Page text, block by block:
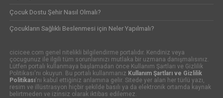
Çocuk Dostu Şehir Nasıl Olmalı?
Çocukların Sağlıklı Beslenmesi için Neler Yapılmalı?
cicicee.com genel nitelikli bilgilendirme portalıdır. Kendiniz veya
çocugunuz ile ilgili tüm sorunlarınızı mutlaka bir uzmana danışmalısınız.
Lütfen portalı kullanmaya başlamadan önce Kullanım Şartları ve Gizlilik
Politikası'nı okuyun. Bu portalı kullanmanız Kullanım Şartları ve Gizlilik
Politikası'nı kabul ettiğiniz anlamına gelir. Sitede yer alan her türlü yazı,
resim ve illüstrasyon hiçbir şekilde basılı ya da elektronik ortamda kaynak
belirtmeden ve izinsiz olarak iktibas edilemez.